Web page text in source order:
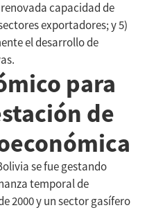
capacidad de
exportadores; y 5)
el desarrollo de
para
de
se fue gestando
temporal de
2000 y un sector gasífero